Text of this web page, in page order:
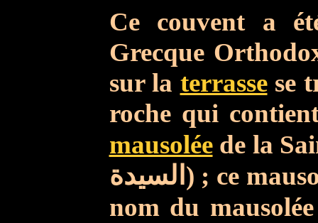
Ce couvent a
Grecque
sur la terrassese
roche qui
mausoléede la
السيدة ) ; ce
nom du